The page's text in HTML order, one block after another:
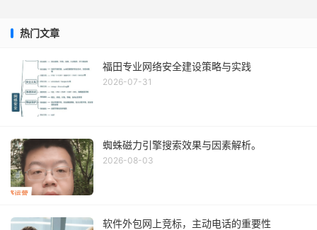
热门文章
福田专业网络安全建设策略与实践
2026-07-31
蜘蛛磁力引擎搜索效果与因素解析。
2026-08-03
软件外包网上竞标，主动电话的重要性